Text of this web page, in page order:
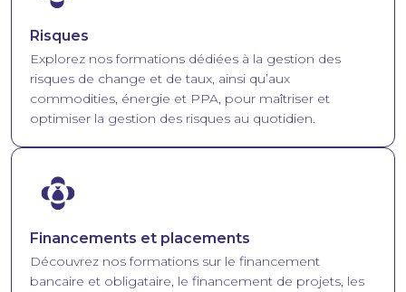
Risques
Explorez nos formations dédiées à la gestion des
risques de change et de taux, ainsi qu’aux
commodities, énergie et PPA, pour maîtriser et
optimiser la gestion des risques au quotidien.
Image
Financements et placements
Découvrez nos formations sur le financement
bancaire et obligataire, le financement de projets, les